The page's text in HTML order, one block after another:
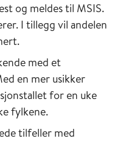
og meldes til MSIS.
I tillegg vil andelen
med et
en mer usikker
for en uke
fylkene.
tilfeller med